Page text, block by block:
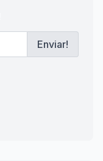
Enviar!